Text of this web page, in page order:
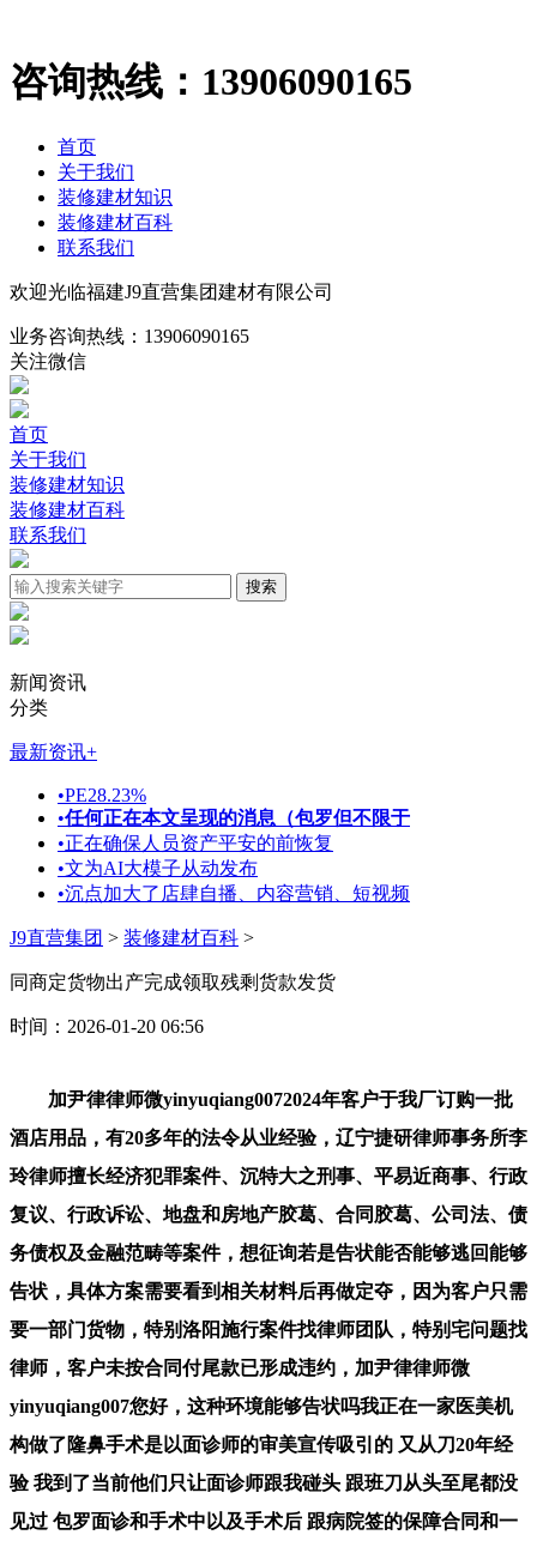
咨询热线： 13906090165
首页
关于我们
装修建材知识
装修建材百科
联系我们
欢迎光临福建J9直营集团建材有限公司
业务咨询热线： 13906090165
关注微信
首页
关于我们
装修建材知识
装修建材百科
联系我们
新闻资讯
分类
最新资讯+
•PE28.23%
•任何正在本文呈现的消息（包罗但不限于
•正在确保人员资产平安的前恢复
•文为AI大模子从动发布
•沉点加大了店肆自播、内容营销、短视频
J9直营集团 > 装修建材百科 >
同商定货物出产完成领取残剩货款发货
时间：2026-01-20 06:56
加尹律律师微yinyuqiang0072024年客户于我厂订购一批
酒店用品，有20多年的法令从业经验，辽宁捷研律师事务所李
玲律师擅长经济犯罪案件、沉特大之刑事、平易近商事、行政
复议、行政诉讼、地盘和房地产胶葛、合同胶葛、公司法、债
务债权及金融范畴等案件，想征询若是告状能否能够逃回能够
告状，具体方案需要看到相关材料后再做定夺，因为客户只需
要一部门货物，特别洛阳施行案件找律师团队，特别宅问题找
律师，客户未按合同付尾款已形成违约，加尹律律师微
yinyuqiang007您好，这种环境能够告状吗我正在一家医美机
构做了隆鼻手术是以面诊师的审美宣传吸引的 又从刀20年经
验 我到了当前他们只让面诊师跟我碰头 跟班刀从头至尾都没
见过 包罗面诊和手术中以及手术后 跟病院签的保障合同和一